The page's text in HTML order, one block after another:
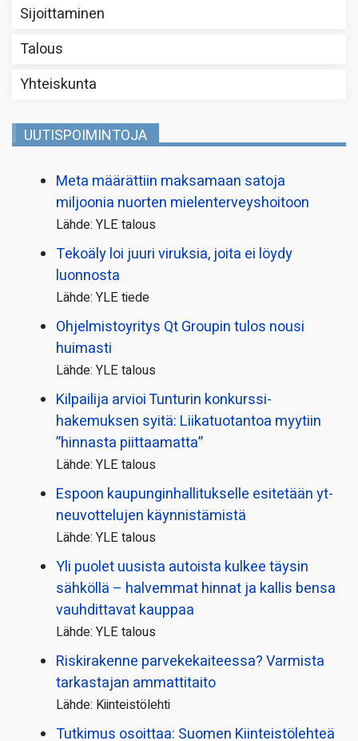
Sijoittaminen
Talous
Yhteiskunta
UUTISPOIMINTOJA
Meta määrättiin maksamaan satoja
miljoonia nuorten mielenterveyshoitoon
Lähde: YLE talous
Tekoäly loi juuri viruksia, joita ei löydy
luonnosta
Lähde: YLE tiede
Ohjelmistoyritys Qt Groupin tulos nousi
huimasti
Lähde: YLE talous
Kilpailija arvioi Tunturin konkurssi­
hakemuksen syitä: Liikatuotantoa myytiin
”hinnasta piittaamatta”
Lähde: YLE talous
Espoon kaupungin­hallitukselle esitetään yt-
neuvottelujen käynnistämistä
Lähde: YLE talous
Yli puolet uusista autoista kulkee täysin
sähköllä – halvemmat hinnat ja kallis bensa
vauhdittavat kauppaa
Lähde: YLE talous
Riskirakenne parvekekaiteessa? Varmista
tarkastajan ammattitaito
Lähde: Kiinteistölehti
Tutkimus osoittaa: Suomen Kiinteistölehteä